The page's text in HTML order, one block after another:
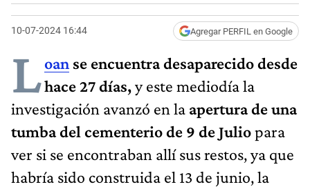
10-07-2024 16:44 Agregar PERFIL en Google
Loan se encuentra desaparecido desde
hace 27 días,y este mediodía la
investigación avanzó en la apertura de una
tumba del cementerio de 9 de Juliopara
ver si se encontraban allí sus restos, ya que
habría sido construida el 13 de junio, la